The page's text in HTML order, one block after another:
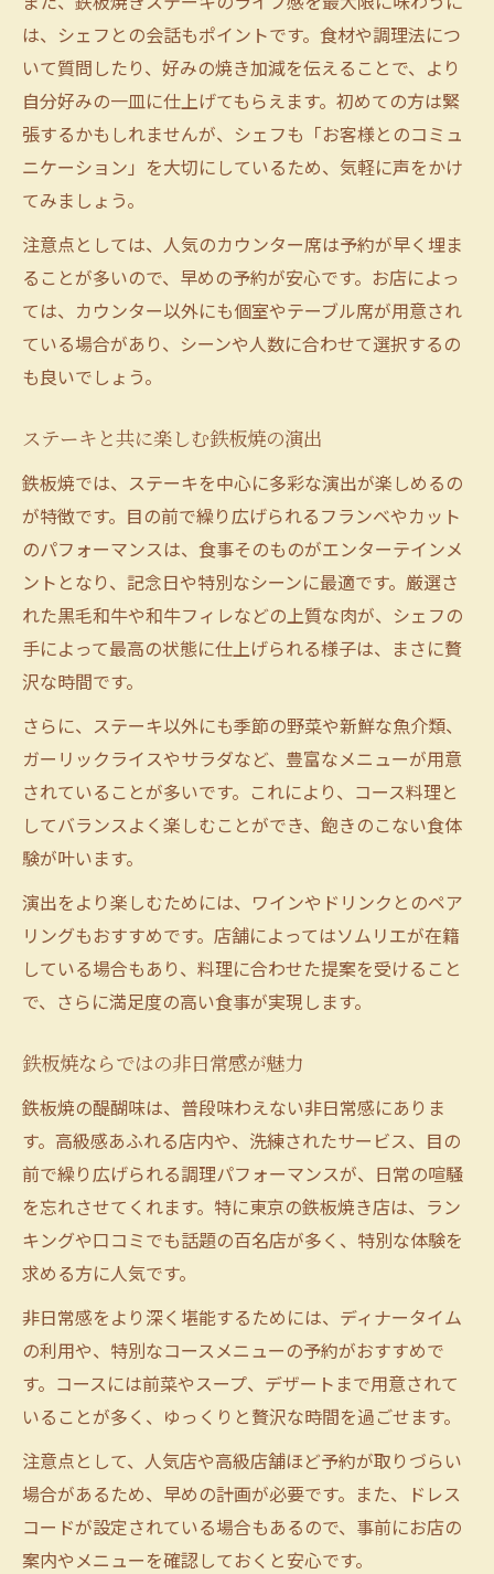
は、シェフとの会話もポイントです。食材や調理法につ
いて質問したり、好みの焼き加減を伝えることで、より
自分好みの一皿に仕上げてもらえます。初めての方は緊
張するかもしれませんが、シェフも「お客様とのコミュ
ニケーション」を大切にしているため、気軽に声をかけ
てみましょう。
注意点としては、人気のカウンター席は予約が早く埋ま
ることが多いので、早めの予約が安心です。お店によっ
ては、カウンター以外にも個室やテーブル席が用意され
ている場合があり、シーンや人数に合わせて選択するの
も良いでしょう。
ステーキと共に楽しむ鉄板焼の演出
鉄板焼では、ステーキを中心に多彩な演出が楽しめるの
が特徴です。目の前で繰り広げられるフランベやカット
のパフォーマンスは、食事そのものがエンターテインメ
ントとなり、記念日や特別なシーンに最適です。厳選さ
れた黒毛和牛や和牛フィレなどの上質な肉が、シェフの
手によって最高の状態に仕上げられる様子は、まさに贅
沢な時間です。
さらに、ステーキ以外にも季節の野菜や新鮮な魚介類、
ガーリックライスやサラダなど、豊富なメニューが用意
されていることが多いです。これにより、コース料理と
してバランスよく楽しむことができ、飽きのこない食体
験が叶います。
演出をより楽しむためには、ワインやドリンクとのペア
リングもおすすめです。店舗によってはソムリエが在籍
している場合もあり、料理に合わせた提案を受けること
で、さらに満足度の高い食事が実現します。
鉄板焼ならではの非日常感が魅力
鉄板焼の醍醐味は、普段味わえない非日常感にありま
す。高級感あふれる店内や、洗練されたサービス、目の
前で繰り広げられる調理パフォーマンスが、日常の喧騒
を忘れさせてくれます。特に東京の鉄板焼き店は、ラン
キングや口コミでも話題の百名店が多く、特別な体験を
求める方に人気です。
非日常感をより深く堪能するためには、ディナータイム
の利用や、特別なコースメニューの予約がおすすめで
す。コースには前菜やスープ、デザートまで用意されて
いることが多く、ゆっくりと贅沢な時間を過ごせます。
注意点として、人気店や高級店舗ほど予約が取りづらい
場合があるため、早めの計画が必要です。また、ドレス
コードが設定されている場合もあるので、事前にお店の
案内やメニューを確認しておくと安心です。